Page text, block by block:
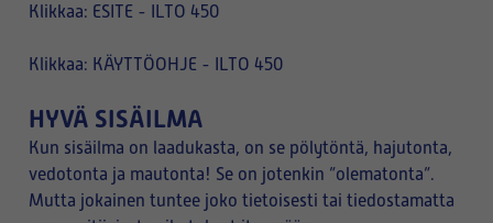
Klikkaa: ESITE - ILTO 450
Klikkaa: KÄYTTÖOHJE - ILTO 450
HYVÄ SISÄILMA
Kun sisäilma on laadukasta, on se pölytöntä, hajutonta,
vedotonta ja mautonta! Se on jotenkin ”olematonta”.
Mutta jokainen tuntee joko tietoisesti tai tiedostamatta